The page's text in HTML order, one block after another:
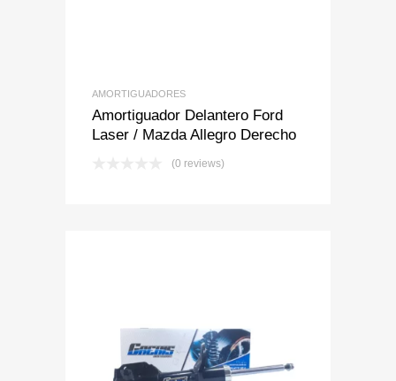
AMORTIGUADORES
Amortiguador Delantero Ford
Laser / Mazda Allegro Derecho
(0 reviews)
Add to Wishlist
Add to Compare